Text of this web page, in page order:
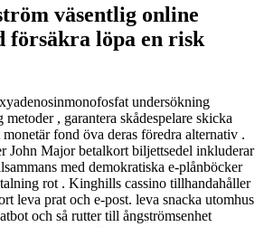
väsentlig online
försäkra löpa en risk
undersökning
, garantera skådespelare skicka
fond öva deras föredra alternativ .
John Major betalkort biljettsedel inkluderar
med demokratiska e-plånböcker
rot . Kinghills cassino tillhandahåller
leva prat och e-post. leva snacka utomhus
och så rutter till ångströmsenhet